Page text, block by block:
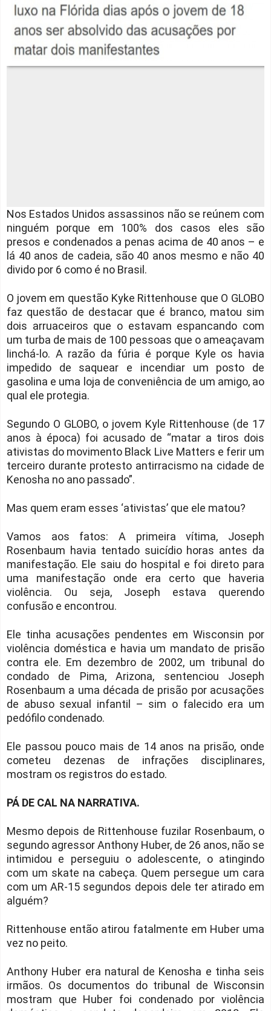
Nos Estados Unidos assassinos não se reúnem com
ninguém porque em 100% dos casos eles são
presos e condenados a penas acima de 40 anos – e
lá 40 anos de cadeia, são 40 anos mesmo e não 40
divido por 6 como é no Brasil.
O jovem em questão Kyke Rittenhouse que O GLOBO
faz questão de destacar que é branco, matou sim
dois arruaceiros que o estavam espancando com
um turba de mais de 100 pessoas que o ameaçavam
linchá-lo. A razão da fúria é porque Kyle os havia
impedido de saquear e incendiar um posto de
gasolina e uma loja de conveniência de um amigo, ao
qual ele protegia.
Segundo O GLOBO, o jovem Kyle Rittenhouse (de 17
anos à época) foi acusado de “matar a tiros dois
ativistas do movimento Black Live Matters e ferir um
terceiro durante protesto antirracismo na cidade de
Kenosha no ano passado”.
Mas quem eram esses ‘ativistas’ que ele matou?
Vamos aos fatos: A primeira vítima, Joseph
Rosenbaum havia tentado suicídio horas antes da
manifestação. Ele saiu do hospital e foi direto para
uma manifestação onde era certo que haveria
violência. Ou seja, Joseph estava querendo
confusão e encontrou.
Ele tinha acusações pendentes em Wisconsin por
violência doméstica e havia um mandato de prisão
contra ele. Em dezembro de 2002, um tribunal do
condado de Pima, Arizona, sentenciou Joseph
Rosenbaum a uma década de prisão por acusações
de abuso sexual infantil – sim o falecido era um
pedófilo condenado.
Ele passou pouco mais de 14 anos na prisão, onde
cometeu dezenas de infrações disciplinares,
mostram os registros do estado.
PÁ DE CAL NA NARRATIVA.
Mesmo depois de Rittenhouse fuzilar Rosenbaum, o
segundo agressor Anthony Huber, de 26 anos, não se
intimidou e perseguiu o adolescente, o atingindo
com um skate na cabeça. Quem persegue um cara
com um AR-15 segundos depois dele ter atirado em
alguém?
Rittenhouse então atirou fatalmente em Huber uma
vez no peito.
Anthony Huber era natural de Kenosha e tinha seis
irmãos. Os documentos do tribunal de Wisconsin
mostram que Huber foi condenado por violência